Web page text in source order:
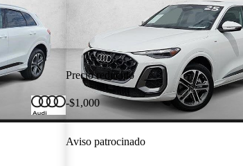
Precio reducido
-$1,000
Aviso patrocinado